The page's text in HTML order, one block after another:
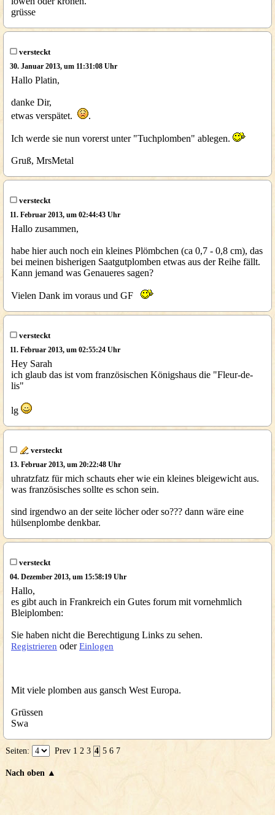
grüsse
versteckt
30. Januar 2013, um 11:31:08 Uhr
Hallo Platin,
danke Dir,
etwas verspätet.
.
Ich werde sie nun vorerst unter "Tuchplomben" ablegen.
Gruß, MrsMetal
versteckt
11. Februar 2013, um 02:44:43 Uhr
Hallo zusammen,
habe hier auch noch ein kleines Plömbchen (ca 0,7 - 0,8 cm), das
bei meinen bisherigen Saatgutplomben etwas aus der Reihe fällt.
Kann jemand was Genaueres sagen?
Vielen Dank im voraus und GF
versteckt
11. Februar 2013, um 02:55:24 Uhr
Hey Sarah
ich glaub das ist vom französischen Königshaus die "Fleur-de-
lis"
lg
versteckt
13. Februar 2013, um 20:22:48 Uhr
uhratzfatz für mich schauts eher wie ein kleines bleigewicht aus.
was französisches sollte es schon sein.
sind irgendwo an der seite löcher oder so??? dann wäre eine
hülsenplombe denkbar.
versteckt
04. Dezember 2013, um 15:58:19 Uhr
Hallo,
es gibt auch in Frankreich ein Gutes forum mit vornehmlich
Bleiplomben:
Sie haben nicht die Berechtigung Links zu sehen.
Registrieren oderEinlogen
Mit viele plomben aus gansch West Europa.
Grüssen
Swa
Seiten: Prev 1 2 3 4 5 6 7
Nach oben ▲